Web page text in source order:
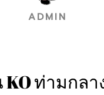
ADMIN
ท่ามกลา